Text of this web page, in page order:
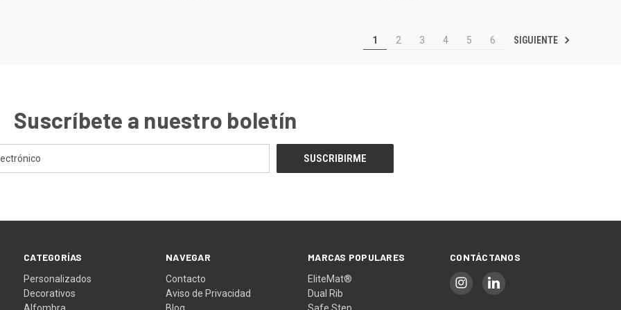
1 2 3 4 5 6 SIGUIENTE
Suscríbete a nuestro boletín
CATEGORÍAS
Personalizados
Decorativos
NAVEGAR
Contacto
Aviso de Privacidad
MARCAS POPULARES
EliteMat®
Dual Rib
CONTÁCTANOS